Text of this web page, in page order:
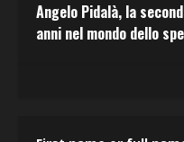
Angelo Pidalà, la
anni nel mondo dello